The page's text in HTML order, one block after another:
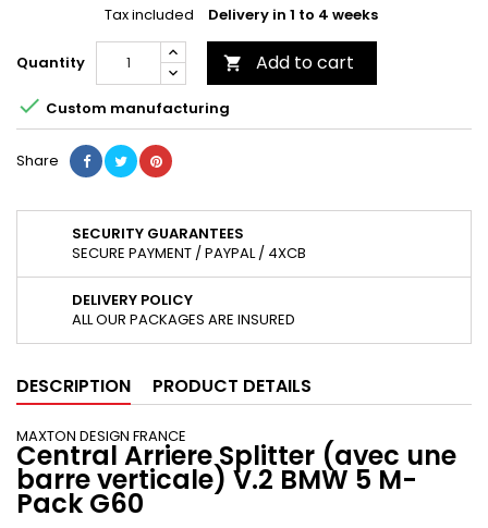
Tax included Delivery in 1 to 4 weeks
Quantity  Add to cart
 Custom manufacturing
Share
SECURITY GUARANTEES
SECURE PAYMENT / PAYPAL / 4XCB
DELIVERY POLICY
ALL OUR PACKAGES ARE INSURED
DESCRIPTION PRODUCT DETAILS
MAXTON DESIGN FRANCE
Central Arriere Splitter (avec une
barre verticale) V.2 BMW 5 M-
Pack G60